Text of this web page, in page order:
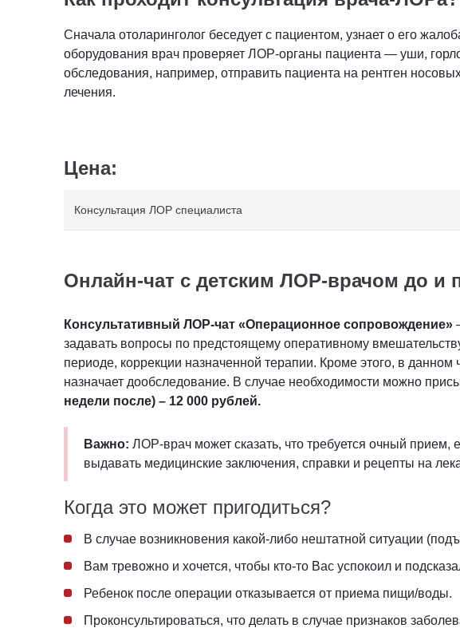
Сначала отоларинголог беседует с пациентом, узнает о его
оборудования врач проверяет ЛОР-органы пациента ― уши,
обследования, например, отправить пациента на рентген
лечения.
Цена:
Консультация ЛОР специалиста
Онлайн-чат с детским ЛОР-врачом до и
Консультативный ЛОР-чат «Операционное сопровождение»
задавать вопросы по предстоящему оперативному
периоде, коррекции назначенной терапии. Кроме этого, в
назначает дообследование. В случае необходимости можно
недели после) – 12 000 рублей.
Важно: ЛОР-врач может сказать, что требуется очный
выдавать медицинские заключения, справки и рецепты на
Когда это может пригодиться?
В случае возникновения какой-либо нештатной ситуации
Вам тревожно и хочется, чтобы кто-то Вас успокоил и
Ребенок после операции отказывается от приема пищи/воды.
Проконсультироваться, что делать в случае признаков